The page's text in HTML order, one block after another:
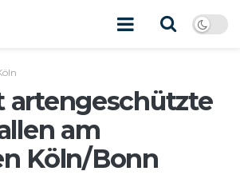
artengeschützte
am
Köln/Bonn